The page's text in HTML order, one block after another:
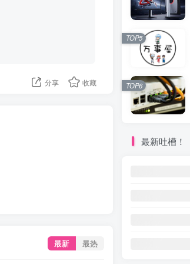
分享 收藏
最新 最热
TOP5
TOP6
最新吐槽！